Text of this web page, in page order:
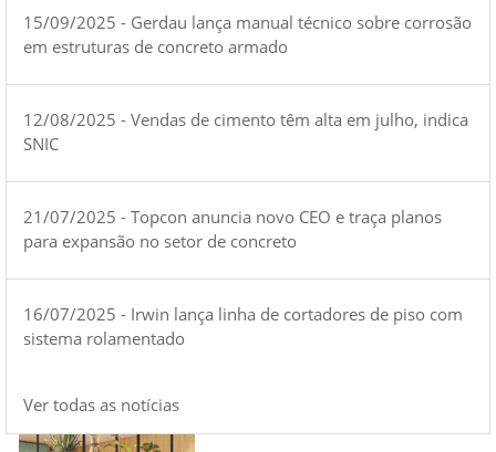
15/09/2025 - Gerdau lança manual técnico sobre corrosão
em estruturas de concreto armado
12/08/2025 - Vendas de cimento têm alta em julho, indica
SNIC
21/07/2025 - Topcon anuncia novo CEO e traça planos
para expansão no setor de concreto
16/07/2025 - Irwin lança linha de cortadores de piso com
sistema rolamentado
Ver todas as notícias